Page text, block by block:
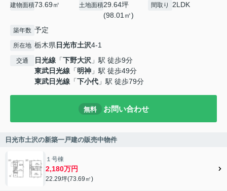
建物面積73.69㎡ 土地面積29.64坪
(98.01㎡)
間取り 2LDK
築年数 予定
所在地 栃木県日光市土沢4-1
交通 日光線 「下野大沢 」駅 徒歩9分
東武日光線 「明神 」駅 徒歩49分
東武日光線 「下小代 」駅 徒歩79分
無料 お問い合わせ
日光市土沢の新築一戸建の販売中物件
１号棟
2,180万円
22.29坪(73.69㎡)